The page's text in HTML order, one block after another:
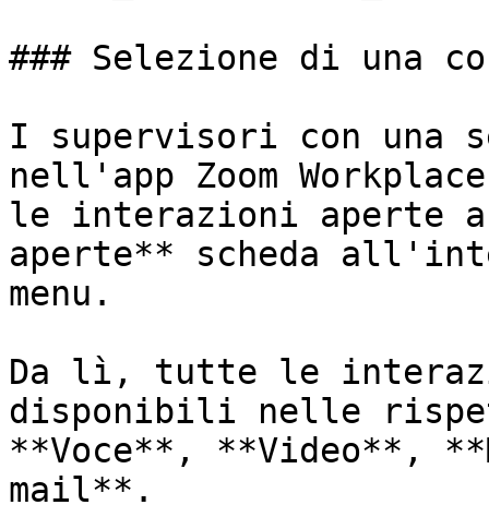
### Selezione di una
I supervisori con una
nell'app Zoom
le interazioni aperte
aperte** scheda
menu.
Da lì, tutte le
disponibili nelle
**Voce**, **Video**,
mail**.